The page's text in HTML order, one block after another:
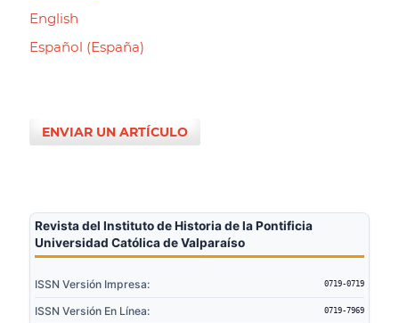
English
Español (España)
ENVIAR UN ARTÍCULO
Revista del Instituto de Historia de la Pontificia
Universidad Católica de Valparaíso
ISSN Versión Impresa: 0719-0719
ISSN Versión En Línea: 0719-7969